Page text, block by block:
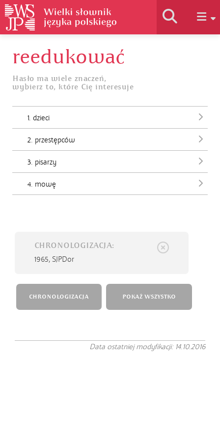
Historia słownika
Jak korzystać
reedukować
Hasło ma wiele znaczeń,
wybierz to, które Cię interesuje
1. dzieci
2. przestępców
3. pisarzy
4. mowę
CHRONOLOGIZACJA:
1965, SJPDor
CHRONOLOGIZACJA POKAŻ WSZYSTKO
Data ostatniej modyfikacji: 14.10.2016